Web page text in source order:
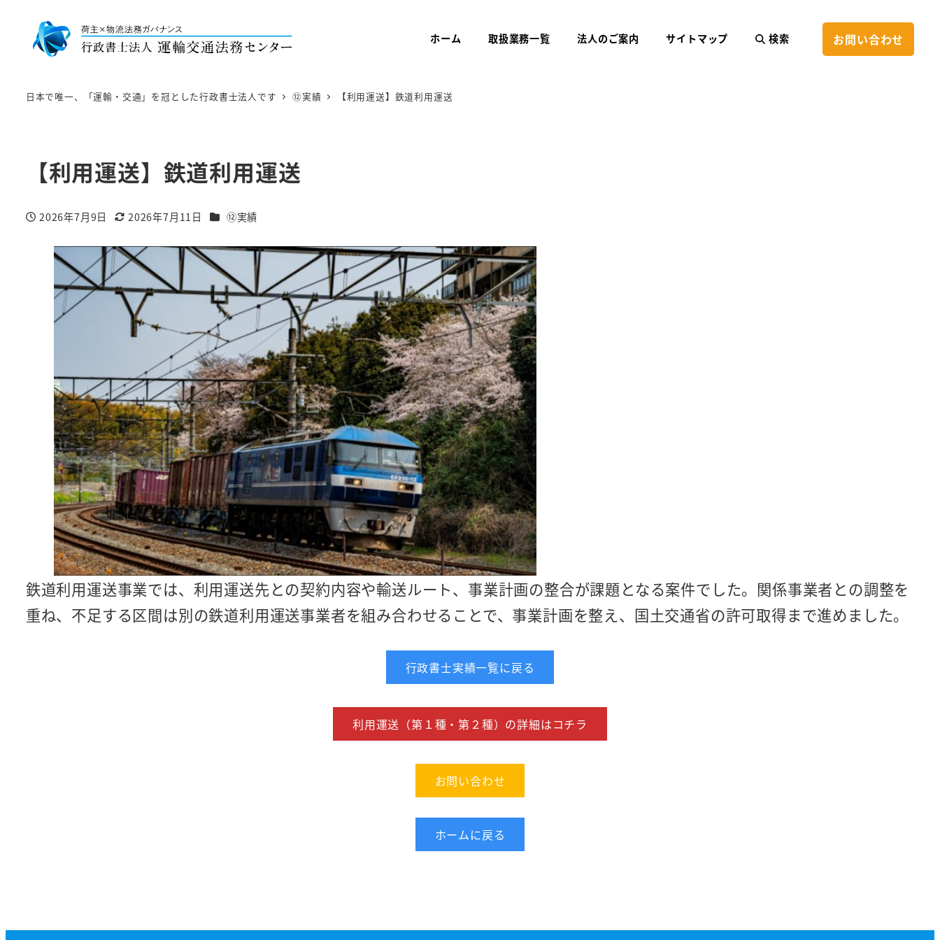
ホーム 取扱業務一覧 法人のご案内 サイトマップ 検索 お問い合わせ
日本で唯一、「運輸・交通」を冠とした行政書士法人です ⑫実績 【利用運送】鉄道利用運送
【利用運送】鉄道利用運送
投稿日
2026年7月9日
更新日
2026年7月11日 カテゴリー
⑫実績
鉄道利用運送事業では、利用運送先との契約内容や輸送ルート、事業計画の整合が課題となる案件でした。関係事業者との調整を
重ね、不足する区間は別の鉄道利用運送事業者を組み合わせることで、事業計画を整え、国土交通省の許可取得まで進めました。
行政書士実績一覧に戻る
利用運送（第１種・第２種）の詳細はコチラ
お問い合わせ
ホームに戻る